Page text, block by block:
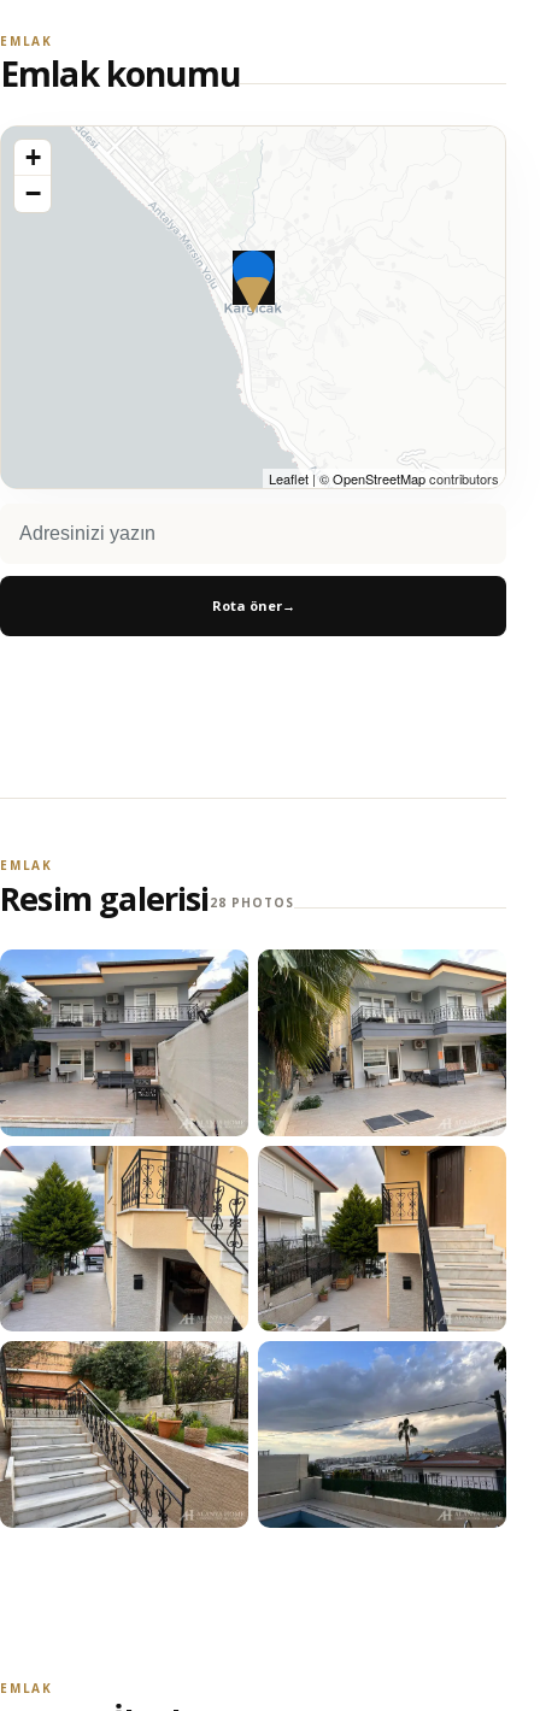
EMLAK
Emlak konumu
+
−
Leaflet | ©OpenStreetMapcontributors
Rota öner→
EMLAK
Resim galerisi 28 PHOTOS
EMLAK